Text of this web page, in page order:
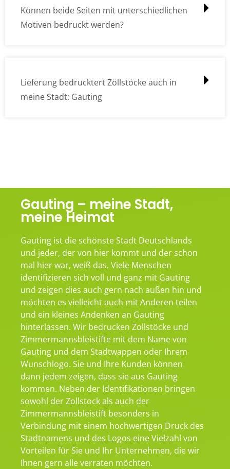
Können beide Seiten mit unterschiedlichen
Motiven bedruckt werden?
Lieferung bedrucktert Zöllstöcke auch in
meine Stadt: Gauting
Gauting – meine Stadt,
meine Heimat
Gauting ist die schönste Stadt Deutschlands
und jeder, der von hier kommt und der schon
mal hier war, weiß das. Viele Menschen
identifizieren sich voll und ganz mit Gauting
und zeigen dies auch gern nach außen hin und
möchten es vielleicht auch mit Anderen teilen
und ein kleines Andenken an Gauting
hinterlassen. Wir bedrucken Zollstöcke und
Zimmermannsbleistifte mit dem Name von
Gauting und dem Stadtwappen oder Ihrem
Wunschlogo. Sie und Ihre Kunden können
dann jedem zeigen, dass sie aus Gauting
kommen. Neben der Identifikationen bringen
sowohl der Zollstock als auch der
Zimmermannsbleistift besonders in
Verbindung mit einem hochwertigen Druck des
Stadtnamens und des Logos eine Vielzahl von
Vorteilen für Sie und Ihr Unternehmen, die wir
Ihnen gern alle verraten möchten.